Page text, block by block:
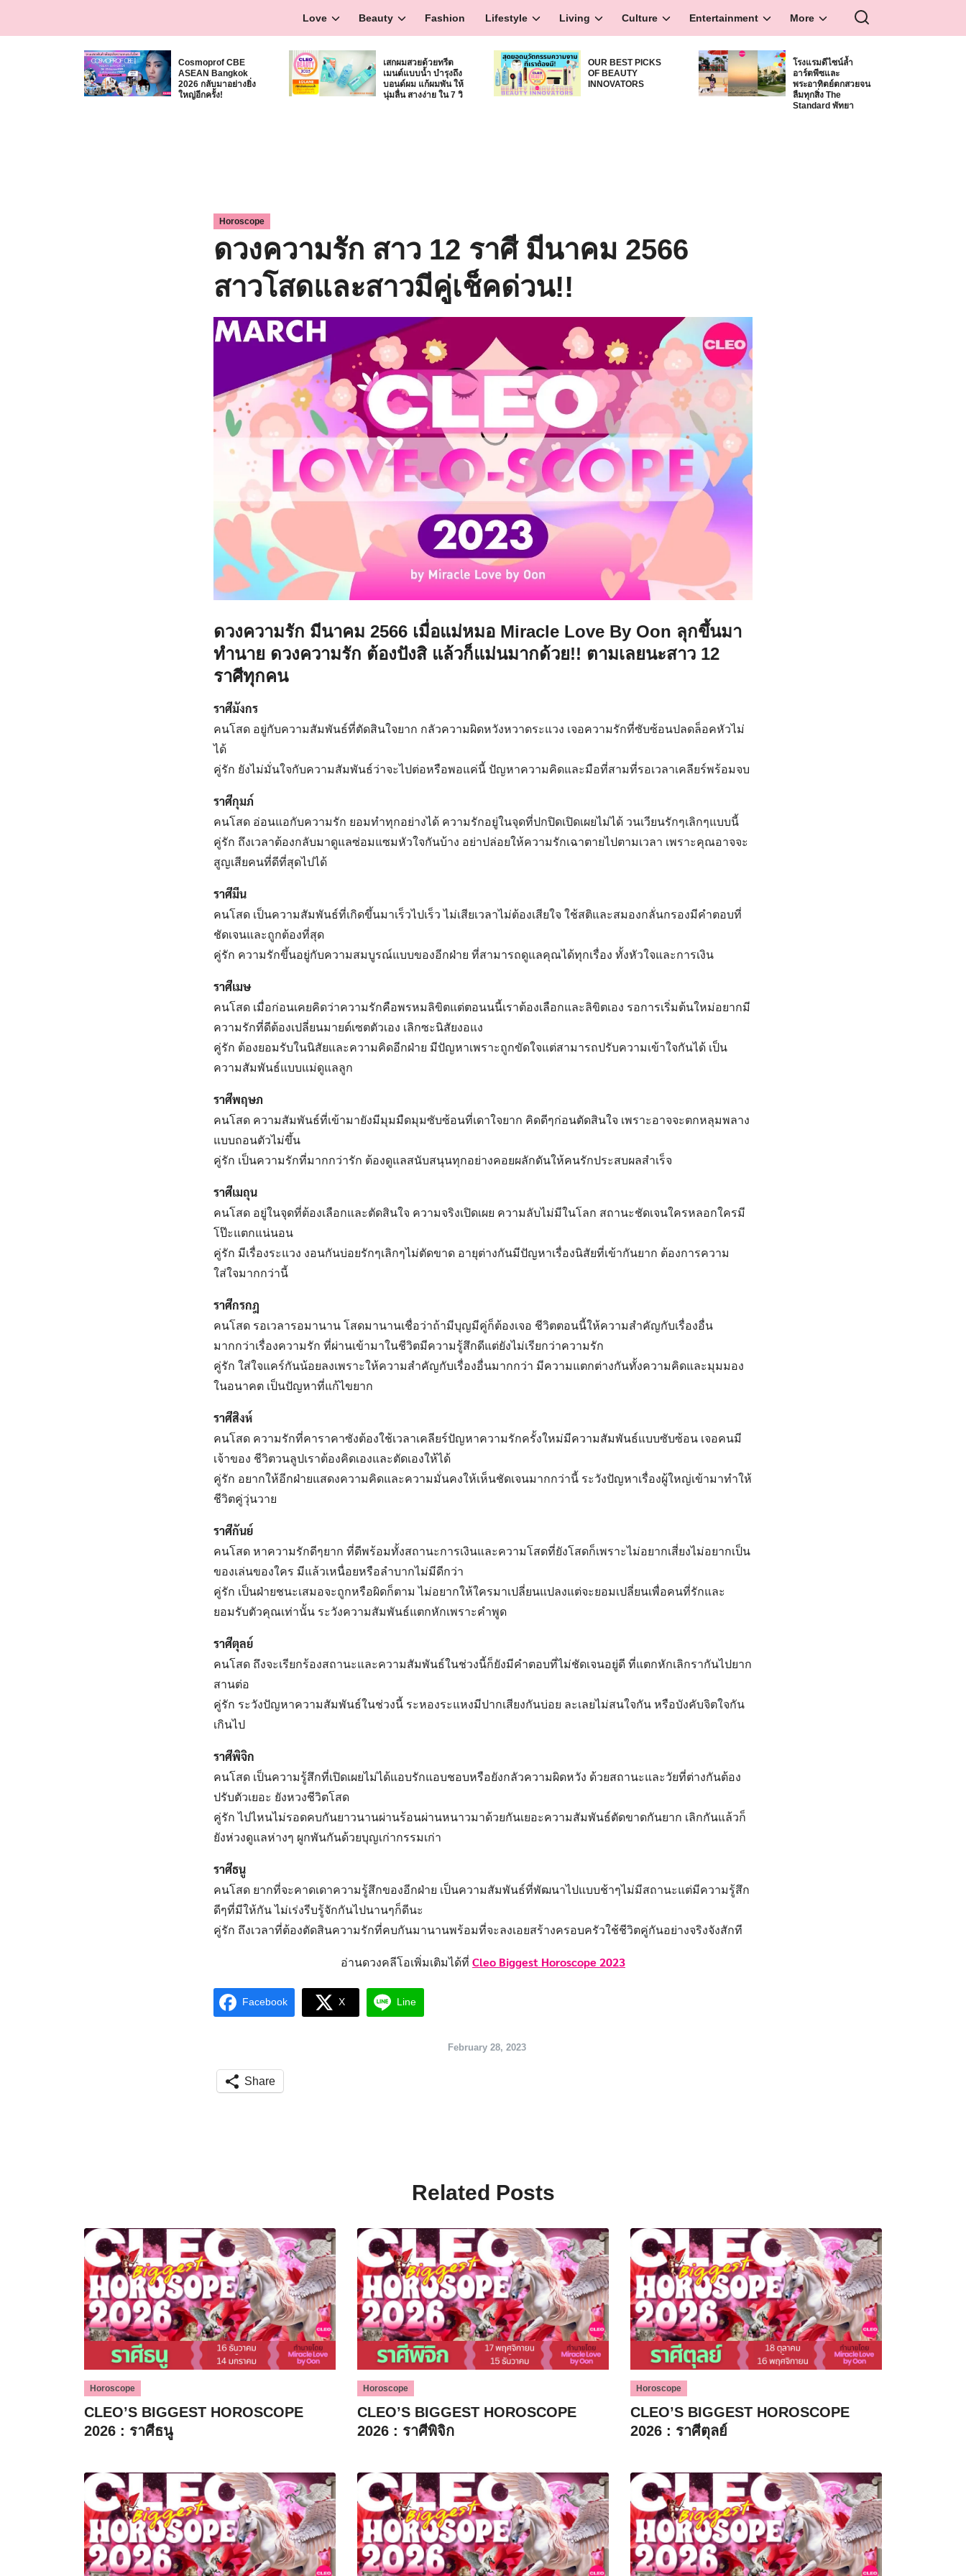
Love Beauty Fashion Lifestyle Living Culture Entertainment More
Search
Cosmoprof CBE
ASEAN Bangkok
2026 กลับมาอย่างยิ่ง
ใหญ่อีกครั้ง!
เสกผมสวยด้วยทรีต
เมนต์แบบน้ำ บำรุงถึง
บอนด์ผม แก้ผมพัน ให้
นุ่มลื่น สางง่าย ใน 7 วิ
OUR BEST PICKS
OF BEAUTY
INNOVATORS
โรงแรมดีไซน์ล้ำ
อาร์ตพีซและ
พระอาทิตย์ตกสวยจน
ลืมทุกสิ่ง The
Standard พัทยา
Horoscope
ดวงความรัก สาว 12 ราศี มีนาคม 2566
สาวโสดและสาวมีคู่เช็คด่วน!!
ดวงความรัก มีนาคม 2566 เมื่อแม่หมอ Miracle Love By Oon ลุกขึ้นมา
ทำนาย ดวงความรัก ต้องปังสิ แล้วก็แม่นมากด้วย!! ตามเลยนะสาว 12
ราศีทุกคน
ราศีมังกร
คนโสด อยู่กับความสัมพันธ์ที่ตัดสินใจยาก กลัวความผิดหวังหวาดระแวง เจอความรักที่ซับซ้อนปลดล็อคหัวไม่
ได้
คู่รัก ยังไม่มั่นใจกับความสัมพันธ์ว่าจะไปต่อหรือพอแค่นี้ ปัญหาความคิดและมือที่สามที่รอเวลาเคลียร์พร้อมจบ
ราศีกุมภ์
คนโสด อ่อนแอกับความรัก ยอมทำทุกอย่างได้ ความรักอยู่ในจุดที่ปกปิดเปิดเผยไม่ได้ วนเวียนรักๆเลิกๆแบบนี้
คู่รัก ถึงเวลาต้องกลับมาดูแลซ่อมแซมหัวใจกันบ้าง อย่าปล่อยให้ความรักเฉาตายไปตามเวลา เพราะคุณอาจจะ
สูญเสียคนที่ดีที่สุดไปได้
ราศีมีน
คนโสด เป็นความสัมพันธ์ที่เกิดขึ้นมาเร็วไปเร็ว ไม่เสียเวลาไม่ต้องเสียใจ ใช้สติและสมองกลั่นกรองมีคำตอบที่
ชัดเจนและถูกต้องที่สุด
คู่รัก ความรักขึ้นอยู่กับความสมบูรณ์แบบของอีกฝ่าย ที่สามารถดูแลคุณได้ทุกเรื่อง ทั้งหัวใจและการเงิน
ราศีเมษ
คนโสด เมื่อก่อนเคยคิดว่าความรักคือพรหมลิขิตแต่ตอนนนี้เราต้องเลือกและลิขิตเอง รอการเริ่มต้นใหม่อยากมี
ความรักที่ดีต้องเปลี่ยนมายด์เซตตัวเอง เลิกซะนิสัยงอแง
คู่รัก ต้องยอมรับในนิสัยและความคิดอีกฝ่าย มีปัญหาเพราะถูกขัดใจแต่สามารถปรับความเข้าใจกันได้ เป็น
ความสัมพันธ์แบบแม่ดูแลลูก
ราศีพฤษภ
คนโสด ความสัมพันธ์ที่เข้ามายังมีมุมมืดมุมซับซ้อนที่เดาใจยาก คิดดีๆก่อนตัดสินใจ เพราะอาจจะตกหลุมพลาง
แบบถอนตัวไม่ขึ้น
คู่รัก เป็นความรักที่มากกว่ารัก ต้องดูแลสนับสนุนทุกอย่างคอยผลักดันให้คนรักประสบผลสำเร็จ
ราศีเมถุน
คนโสด อยู่ในจุดที่ต้องเลือกและตัดสินใจ ความจริงเปิดเผย ความลับไม่มีในโลก สถานะชัดเจนใครหลอกใครมี
โป๊ะแตกแน่นอน
คู่รัก มีเรื่องระแวง งอนกันบ่อยรักๆเลิกๆไม่ตัดขาด อายุต่างกันมีปัญหาเรื่องนิสัยที่เข้ากันยาก ต้องการความ
ใส่ใจมากกว่านี้
ราศีกรกฎ
คนโสด รอเวลารอมานาน โสดมานานเชื่อว่าถ้ามีบุญมีคู่ก็ต้องเจอ ชีวิตตอนนี้ให้ความสำคัญกับเรื่องอื่น
มากกว่าเรื่องความรัก ที่ผ่านเข้ามาในชีวิตมีความรู้สึกดีแต่ยังไม่เรียกว่าความรัก
คู่รัก ใส่ใจแคร์กันน้อยลงเพราะให้ความสำคัญกับเรื่องอื่นมากกว่า มีความแตกต่างกันทั้งความคิดและมุมมอง
ในอนาคต เป็นปัญหาที่แก้ไขยาก
ราศีสิงห์
คนโสด ความรักที่คาราคาซังต้องใช้เวลาเคลียร์ปัญหาความรักครั้งใหม่มีความสัมพันธ์แบบซับซ้อน เจอคนมี
เจ้าของ ชีวิตวนลูปเราต้องคิดเองและตัดเองให้ได้
คู่รัก อยากให้อีกฝ่ายแสดงความคิดและความมั่นคงให้เห็นชัดเจนมากกว่านี้ ระวังปัญหาเรื่องผู้ใหญ่เข้ามาทำให้
ชีวิตคู่วุ่นวาย
ราศีกันย์
คนโสด หาความรักดีๆยาก ที่ดีพร้อมทั้งสถานะการเงินและความโสดที่ยังโสดก็เพราะไม่อยากเสี่ยงไม่อยากเป็น
ของเล่นของใคร มีแล้วเหนื่อยหรือลำบากไม่มีดีกว่า
คู่รัก เป็นฝ่ายชนะเสมอจะถูกหรือผิดก็ตาม ไม่อยากให้ใครมาเปลี่ยนแปลงแต่จะยอมเปลี่ยนเพื่อคนที่รักและ
ยอมรับตัวคุณเท่านั้น ระวังความสัมพันธ์แตกหักเพราะคำพูด
ราศีตุลย์
คนโสด ถึงจะเรียกร้องสถานะและความสัมพันธ์ในช่วงนี้ก็ยังมีคำตอบที่ไม่ชัดเจนอยู่ดี ที่แตกหักเลิกรากันไปยาก
สานต่อ
คู่รัก ระวังปัญหาความสัมพันธ์ในช่วงนี้ ระหองระแหงมีปากเสียงกันบ่อย ละเลยไม่สนใจกัน หรือบังคับจิตใจกัน
เกินไป
ราศีพิจิก
คนโสด เป็นความรู้สึกที่เปิดเผยไม่ได้แอบรักแอบชอบหรือยังกลัวความผิดหวัง ด้วยสถานะและวัยที่ต่างกันต้อง
ปรับตัวเยอะ ยังหวงชีวิตโสด
คู่รัก ไปไหนไม่รอดคบกันยาวนานผ่านร้อนผ่านหนาวมาด้วยกันเยอะความสัมพันธ์ตัดขาดกันยาก เลิกกันแล้วก็
ยังห่วงดูแลห่างๆ ผูกพันกันด้วยบุญเก่ากรรมเก่า
ราศีธนู
คนโสด ยากที่จะคาดเดาความรู้สึกของอีกฝ่าย เป็นความสัมพันธ์ที่พัฒนาไปแบบช้าๆไม่มีสถานะแต่มีความรู้สึก
ดีๆที่มีให้กัน ไม่เร่งรีบรู้จักกันไปนานๆก็ดีนะ
คู่รัก ถึงเวลาที่ต้องตัดสินความรักที่คบกันมานานพร้อมที่จะลงเอยสร้างครอบครัวใช้ชีวิตคู่กันอย่างจริงจังสักที
อ่านดวงคลีโอเพิ่มเติมได้ที่ Cleo Biggest Horoscope 2023
Facebook X Line
February 28, 2023
Share
Related Posts
Horoscope
CLEO’S BIGGEST HOROSCOPE
2026 : ราศีธนู
Horoscope
CLEO’S BIGGEST HOROSCOPE
2026 : ราศีพิจิก
Horoscope
CLEO’S BIGGEST HOROSCOPE
2026 : ราศีตุลย์